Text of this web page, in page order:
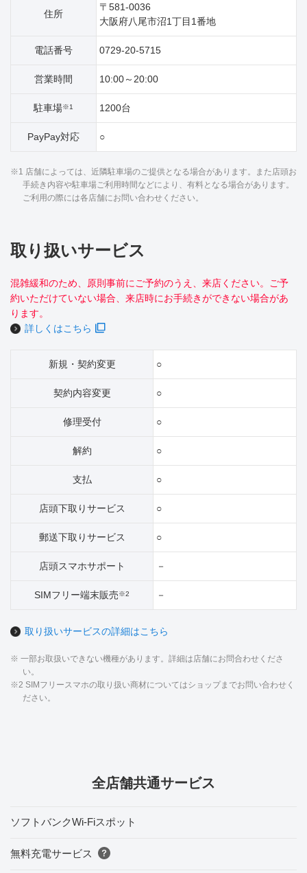
住所
〒581-0036
大阪府八尾市沼1丁目1番地
電話番号 0729-20-5715
営業時間 10:00～20:00
駐車場※1 1200台
PayPay対応 ○
※1 店舗によっては、近隣駐車場のご提供となる場合があります。また店頭お
手続き内容や駐車場ご利用時間などにより、有料となる場合があります。
ご利用の際には各店舗にお問い合わせください。
取り扱いサービス
混雑緩和のため、原則事前にご予約のうえ、来店ください。ご予
約いただけていない場合、来店時にお手続きができない場合があ
ります。
詳しくはこちら
新規・契約変更 ○
契約内容変更 ○
修理受付 ○
解約 ○
支払 ○
店頭下取りサービス ○
郵送下取りサービス ○
店頭スマホサポート －
SIMフリー端末販売※2 －
取り扱いサービスの詳細はこちら
※ 一部お取扱いできない機種があります。詳細は店舗にお問合わせくださ
い。
※2 SIMフリースマホの取り扱い商材についてはショップまでお問い合わせく
ださい。
全店舗共通サービス
ソフトバンクWi-Fiスポット
無料充電サービス